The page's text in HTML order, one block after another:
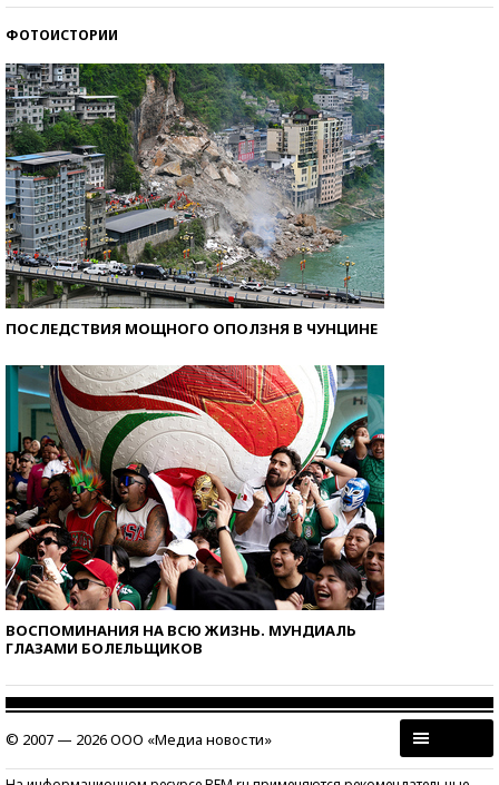
ФОТОИСТОРИИ
ПОСЛЕДСТВИЯ МОЩНОГО ОПОЛЗНЯ В ЧУНЦИНЕ
ВОСПОМИНАНИЯ НА ВСЮ ЖИЗНЬ. МУНДИАЛЬ
ГЛАЗАМИ БОЛЕЛЬЩИКОВ
© 2007 — 2026 ООО «Медиа новости»